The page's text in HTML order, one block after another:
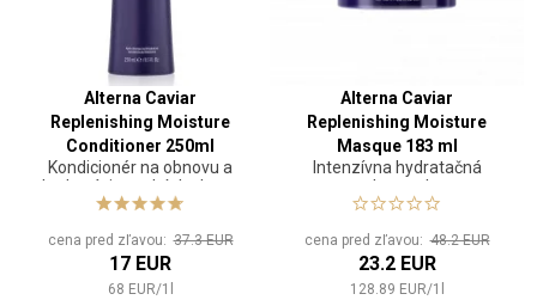
Alterna Caviar
Replenishing Moisture
Conditioner 250ml
Kondicionér na obnovu a
hydratáciu suchých vlasov
cena pred zľavou:37.3 EUR
17 EUR
68 EUR/1
Alterna Caviar
Replenishing Moisture
Masque 183 ml
Intenzívna hydratačná
maska na vlasy
cena pred zľavou:48.2 EUR
23.2 EUR
128.89 EUR/1